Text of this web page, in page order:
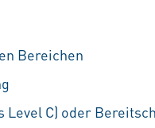
Bereichen
C) oder